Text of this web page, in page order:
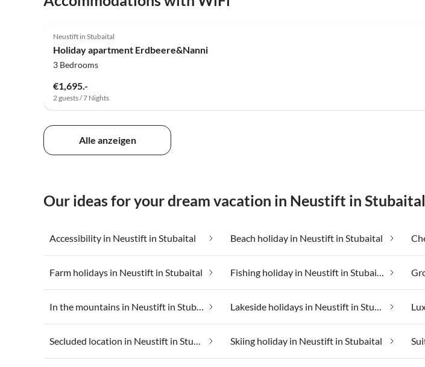
2025 Award
Neustift in Stubaital
Holiday apartment Erdbeere&Nanni
3 Bedrooms
€1,695.-
2 guests / 7 Nights
Alle anzeigen
Our ideas for your dream vacation in Neustift in Stubaital
Accessibility in Neustift in Stubaital Beach holiday in Neustift in Stubaital
Farm holidays in Neustift in Stubaital Fishing holiday in Neustift in Stubaital
In the mountains in Neustift in Stubaital Lakeside holidays in Neustift in Stubaital
Secluded location in Neustift in Stubaital Skiing holiday in Neustift in Stubaital